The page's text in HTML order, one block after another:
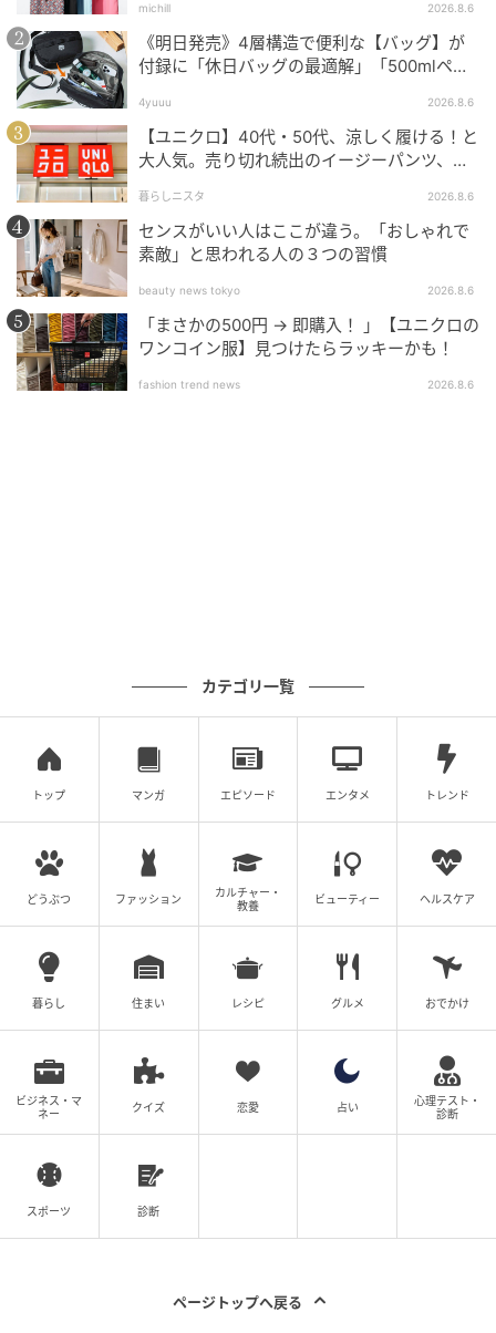
通勤やきれいめシーンには、ソフトブルーのシアート
ップスとインディゴストレートデニムがおすすめ。
2026夏は、透け感のある素材と涼しげなブルーを組み
合わせたスタイリングも注目されています。
さりげなくおしゃれ感アップ。2026夏、大人世代が真似したい「デニムの正
解コーデ」３選
濃色デニムは重たく見えがちですが、シアートップス
を合わせることで軽やかな印象に。袖やデコルテにほ
どよい透け感があるデザインを選ぶと、上品さを保ち
ダルやローファーで品よくまとめ、シルバーアクセサ
リーを一点添えると、素材のコントラストが生まれ、
シンプルな着こなしでもぐっと今年らしい雰囲気に仕
上がります。
デニムコーデの印象を左右するのは色・シルエット・
素材を組み合わせるだけで、着こなしの印象は大きく
変わります。ぜひ参考に、いつものデニムを今っぽく
アップデートしてみてください。＜取材・文：beauty
※本記事は大人世代のファッション理論や2026年春
michill 2026.8.6
《明日発売》4層構造で便利な【バッグ】が
付録に「休日バッグの最適解」「500mlペッ
4yuuu 2026.8.6
【ユニクロ】40代・50代、涼しく履ける！と
大人気。売り切れ続出のイージーパンツ、買
暮らしニスタ 2026.8.6
センスがいい人はここが違う。「おしゃれで
素敵」と思われる人の３つの習慣
beauty news tokyo 2026.8.6
「まさかの500円 → 即購入！ 」【ユニクロの
ワンコイン服】見つけたらラッキーかも！
fashion trend news 2026.8.6
カテゴリ一覧
トップ マンガ エピソード エンタメ トレンド
どうぶつ ファッション
カルチャー・
教養
ビューティー ヘルスケア
暮らし 住まい レシピ グルメ おでかけ
ビジネス・マ
ネー
クイズ 恋愛 占い
心理テスト・
診断
スポーツ 診断
ページトップへ戻る